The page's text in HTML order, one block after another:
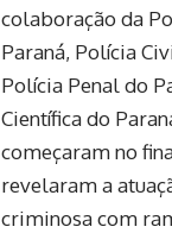
colaboração da
Paraná, Polícia
Polícia Penal do
Científica do
começaram no
revelaram a
criminosa com